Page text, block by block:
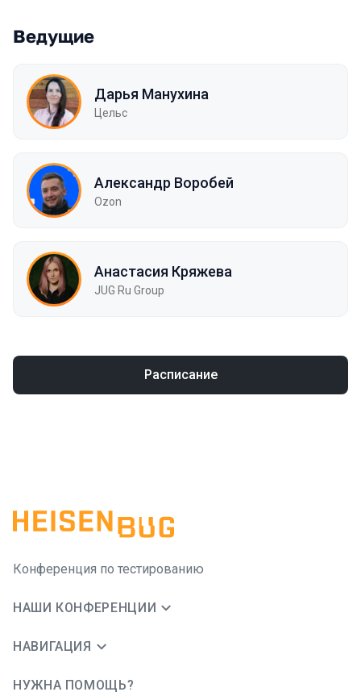
Ведущие
Дарья Манухина
Цельс
Александр Воробей
Ozon
Анастасия Кряжева
JUG Ru Group
Расписание
Конференция по тестированию
НАШИ КОНФЕРЕНЦИИ
НАВИГАЦИЯ
НУЖНА ПОМОЩЬ?